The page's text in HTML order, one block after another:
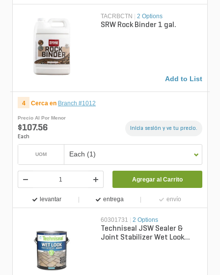
TACRBCTN | 2 Options
SRW Rock Binder 1 gal.
Add to List
4 Cerca en Branch #1012
Precio Al Por Menor
$107.56
Each
Inicia sesión y ve tu precio.
UOM Each (1)
Agregar al Carrito
levantar entrega envío
60301731 2 Options
Techniseal JSW Sealer &
Joint Stabilizer Wet Look